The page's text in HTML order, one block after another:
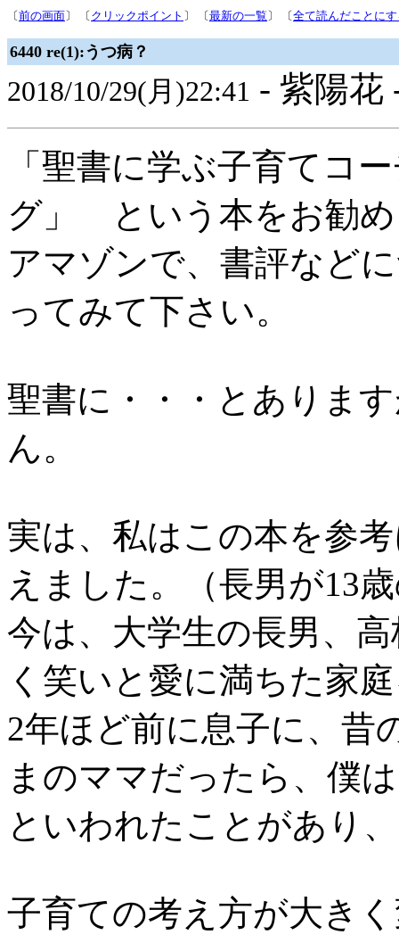
〔前の画面〕 〔 クリックポイント 〕 〔最新の一覧 〕 〔全て読んだことに
6440 re(1):うつ病？
2018/10/29(月)22:41 - 紫陽花
「聖書に学ぶ子育てコ
グ」 という本をお勧
アマゾンで、書評など
ってみて下さい。
聖書に・・・とありま
ん。
実は、私はこの本を参
えました。（長男が13
今は、大学生の長男、
く笑いと愛に満ちた家
2年ほど前に息子に、昔
まのママだったら、僕
といわれたことがあり
子育ての考え方が大き